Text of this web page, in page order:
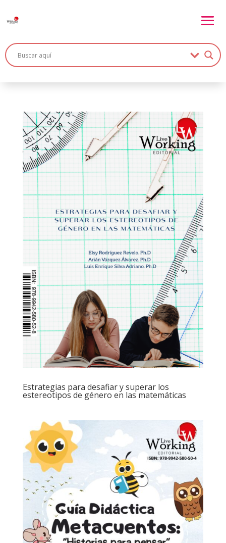
Estrategias para desafiar y superar los
estereotipos de género en las matemáticas